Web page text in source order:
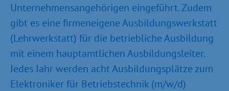
Unternehmensangehörigen eingeführt. Zudem
gibt es eine firmeneigene Ausbildungswerkstatt
(Lehrwerkstatt) für die betriebliche Ausbildung
mit einem hauptamtlichen Ausbildungsleiter.
Jedes Jahr werden acht Ausbildungsplätze zum
Elektroniker für Betriebstechnik (m/w/d)